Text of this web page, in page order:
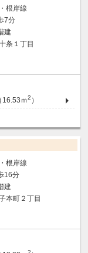
根岸線
7分
建
条１丁目
ｍ2 ）
根岸線
16分
建
本町２丁目